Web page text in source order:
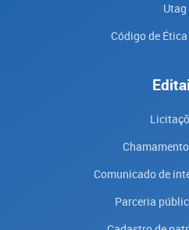
Utag
Código de
Comunicado de
Parceria